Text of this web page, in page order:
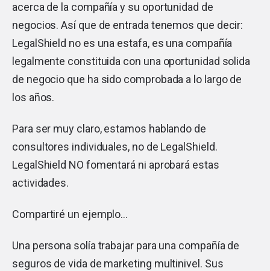
acerca de la compañía y su oportunidad de
negocios. Así que de entrada tenemos que decir:
LegalShield no es una estafa, es una compañía
legalmente constituida con una oportunidad solida
de negocio que ha sido comprobada a lo largo de
los años.
Para ser muy claro, estamos hablando de
consultores individuales, no de LegalShield.
LegalShield NO fomentará ni aprobará estas
actividades.
Compartiré un ejemplo…
Una persona solía ​​trabajar para una compañía de
seguros de vida de marketing multinivel. Sus